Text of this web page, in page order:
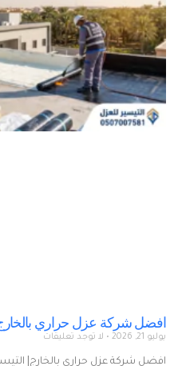
افضل شركة عزل حراري بالخارج|
يوليو 21, 2026 لا توجد تعليقات
افضل شركة عزل حراري بالخارج|